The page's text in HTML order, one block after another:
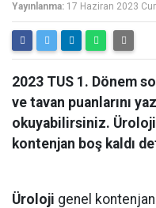
Yayınlanma: 17 Haziran 2023
2023 TUS 1. Dönem
ve tavan puanlarını
okuyabilirsiniz. Üroloji
kontenjan boş kaldı
Üroloji genel kontenjan